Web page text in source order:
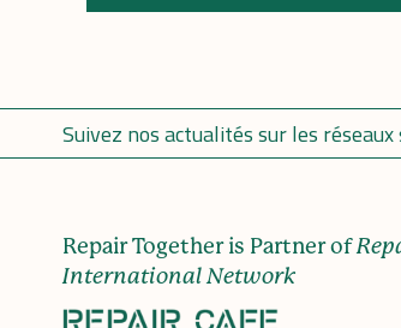
Suivez nos actualités sur les réseaux
Repair Together is Partner of
International Network